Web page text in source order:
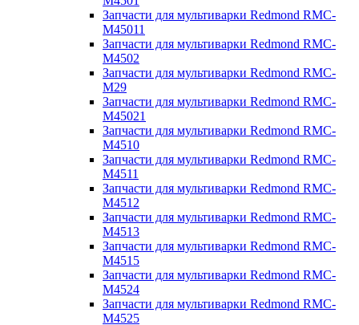
Запчасти для мультиварки Redmond RMC-
M45011
Запчасти для мультиварки Redmond RMC-
M4502
Запчасти для мультиварки Redmond RMC-
M29
Запчасти для мультиварки Redmond RMC-
M45021
Запчасти для мультиварки Redmond RMC-
M4510
Запчасти для мультиварки Redmond RMC-
M4511
Запчасти для мультиварки Redmond RMC-
M4512
Запчасти для мультиварки Redmond RMC-
M4513
Запчасти для мультиварки Redmond RMC-
M4515
Запчасти для мультиварки Redmond RMC-
M4524
Запчасти для мультиварки Redmond RMC-
M4525